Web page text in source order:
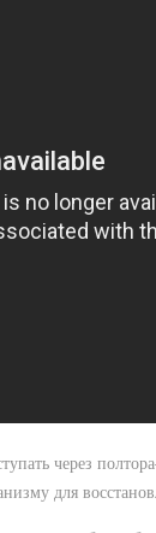
через
для